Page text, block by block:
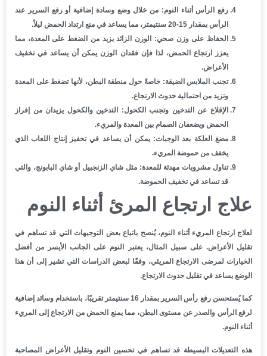
رفع الرأس أثناء النوم: من خلال وضع وسادة إضافية أو رفع السرير عند
الرأس بمقدار 15-20 سنتيمتر، مما يساعد في منع ارتداد الحمض ليلاً.
الحفاظ على وزن صحي: الوزن الزائد يزيد من الضغط على المعدة، مما
يعزز ارتجاع الحمض، لذا فإن فقدان الوزن يمكن أن يساعد في تخفيف
الأعراض.
تجنب الملابس الضيقة: خاصةً حول منطقة البطن، لأنها تضغط على المعدة
وتزيد من احتمالية حدوث الارتجاع.
الإقلاع عن التدخين وتجنب الكحول: التدخين والكحول يزيدان من إفراز
الحمض ويضعفان الصمام بين المعدة والمريء.
مضغ العلكة بعد الوجبات: يمكن أن يساعد في تحفيز إنتاج اللعاب الذي
يخفف من حموضة المريء.
تناول مشروبات مهدئة للمعدة: مثل شاي الزنجبيل أو شاي البابونج، والتي
قد تساعد في تخفيف الحموضة.
علاج ارتجاع المرئ أثناء النوم
لعلاجارتجاع المريء أثناء النوم، يُنصح باتباع بعض التوجيهات التي قد تساهم في
تقليل الأعراض. على سبيل المثال، يعتبر النوم على الجانب الأيسر من أفضل
الخيارات لمرضى الارتجاع المريئي، وفقًا لبعض الدراسات التي تشير إلى أن هذا
الوضع يساعد في تقليل حدوث الارتجاع.
كما يُستحسن رفع رأس السرير بمقدار 16 سنتيمتر تقريبًا، باستخدام وسائد إضافية
لرفع الرأس والصدر عن مستوى البطن، مما يمنع الحمض من الارتجاع إلى المريء
أثناء النوم.
هذه التعديلات البسيطة قد تساهم في تحسين النوم وتقليل الأعراض المصاحبة